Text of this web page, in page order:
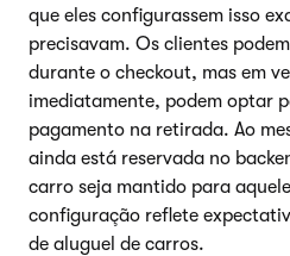
que eles configurassem isso
precisavam. Os clientes
durante o checkout, mas em
imediatamente, podem optar
pagamento na retirada. Ao
ainda está reservada no
carro seja mantido para
configuração reflete
de aluguel de carros.